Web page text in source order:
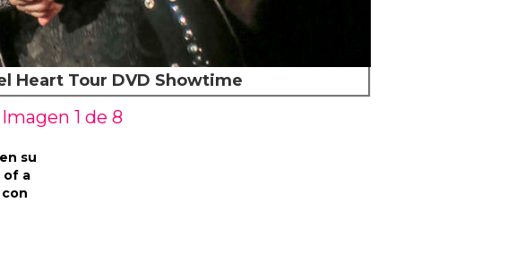
Heart Tour DVD Showtime
Imagen 1 de 8
su
of a